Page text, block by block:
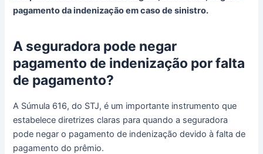
pagamento da indenização em caso de sinistro.
A seguradora pode negar
pagamento de indenização por falta
de pagamento?
A Súmula 616, do STJ, é um importante instrumento que
estabelece diretrizes claras para quando a seguradora
pode negar o pagamento de indenização devido à falta de
pagamento do prêmio.